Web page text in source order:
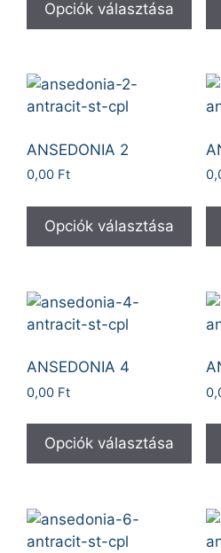
Opciók választása
ANSEDONIA 2
0,00 Ft
Opciók választása
ANSEDONIA 4
0,00 Ft
Opciók választása